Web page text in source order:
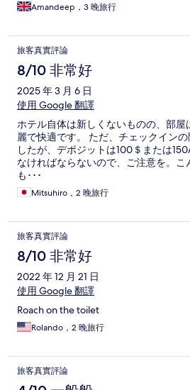
Amandeep，3 晚旅行
旅客真實評論
8/10 非常好
2025 年 3 月 6 日
使用 Google 翻譯
ホテル自体は新しくないものの、部
麗で快適です。 ただ、チェックイン
したが、デポジットは100＄または
なければならないので、ご注意を。
も･･･
Mitsuhiro，2 晚旅行
旅客真實評論
8/10 非常好
2022 年 12 月 21 日
使用 Google 翻譯
Roach on the toilet
Rolando，2 晚旅行
旅客真實評論